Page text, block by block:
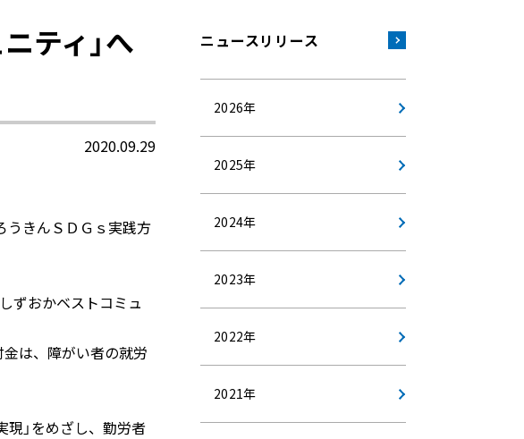
ティ」へ
2020.09.29
うきんＳＤＧｓ実践方
ずおかベストコミュ
は、障がい者の就労
現」をめざし、勤労者
ニュースリリース
2026年
2025年
2024年
2023年
2022年
2021年